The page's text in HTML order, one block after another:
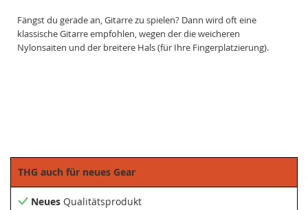
Fängst du gerade an, Gitarre zu spielen? Dann wird oft eine
klassische Gitarre empfohlen, wegen der die weicheren
Nylonsaiten und der breitere Hals (für Ihre Fingerplatzierung).
THG auch für neues Gear
Neues Qualitätsprodukt